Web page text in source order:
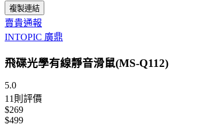
複製連結
賣貴通報
INTOPIC 廣鼎
飛碟光學有線靜音滑鼠(MS-Q112)
5.0
11則評價
$269
$499